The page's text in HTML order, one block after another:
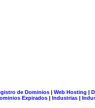
de Dominios| Web Hosting |
Expirados | Industrias |